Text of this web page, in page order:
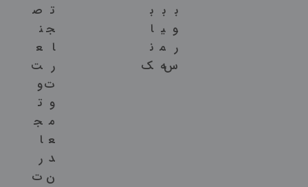
ب
و
ر
س
ب
ی
م
ه
ب
ا
ن
ک
ت
ج
ا
ر
ت
و
م
ع
د
ن
ص
ن
ع
ت
و
ت
ج
ا
ر
ت